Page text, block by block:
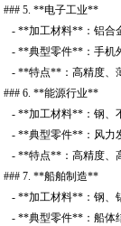
### 5. **电子工业**
- **加工材料**：铝合
- **典型零件**：手机
- **特点**：高精度、
### 6. **能源行业**
- **加工材料**：钢、
- **典型零件**：风力
- **特点**：高精度、
### 7. **船舶制造**
- **加工材料**：钢、
- **典型零件**：船体